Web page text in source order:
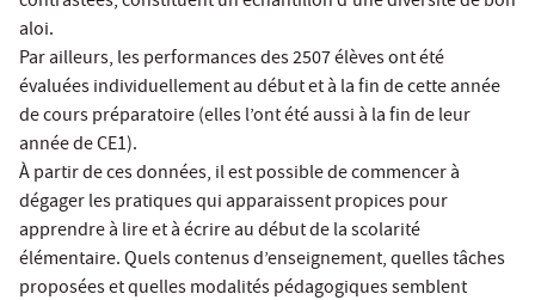
aloi.
Par ailleurs, les performances des 2507 élèves ont été
évaluées individuellement au début et à la fin de cette année
de cours préparatoire (elles l’ont été aussi à la fin de leur
année de CE1).
À partir de ces données, il est possible de commencer à
dégager les pratiques qui apparaissent propices pour
apprendre à lire et à écrire au début de la scolarité
élémentaire. Quels contenus d’enseignement, quelles tâches
proposées et quelles modalités pédagogiques semblent